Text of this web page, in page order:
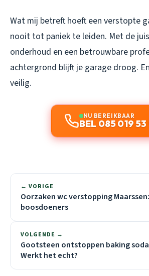
Wat mij betreft hoeft een verstopte
nooit tot paniek te leiden. Met de
onderhoud en een betrouwbare
achtergrond blijft je garage droog.
veilig.
NU BEREIKBAAR
BEL 085 019
← VORIGE
Oorzaken wc verstopping
boosdoeners
VOLGENDE →
Gootsteen ontstoppen baking soda
Werkt het echt?